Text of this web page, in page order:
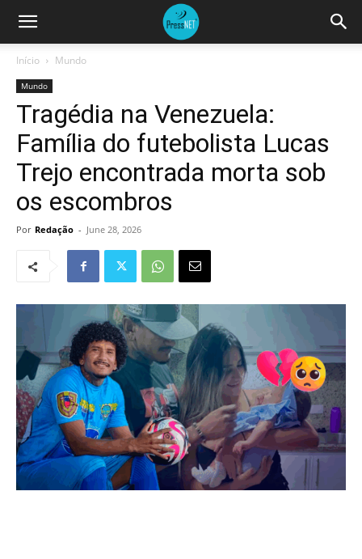
Início Mundo
Mundo
Tragédia na Venezuela:
Família do futebolista Lucas
Trejo encontrada morta sob
os escombros
Por Redação - June 28, 2026